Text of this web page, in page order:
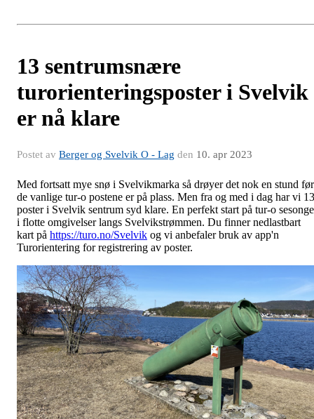
13 sentrumsnære
turorienteringsposter i Svelvik
er nå klare
Postet av Berger og Svelvik O - Lag den 10. apr 2023
Med fortsatt mye snø i Svelvikmarka så drøyer det nok en stund før
de vanlige tur-o postene er på plass. Men fra og med i dag har vi 13
poster i Svelvik sentrum syd klare. En perfekt start på tur-o
i flotte omgivelser langs Svelvikstrømmen. Du finner nedlastbart
kart på https://turo.no/Svelvik og vi anbefaler bruk av app'n
Turorientering for registrering av poster.